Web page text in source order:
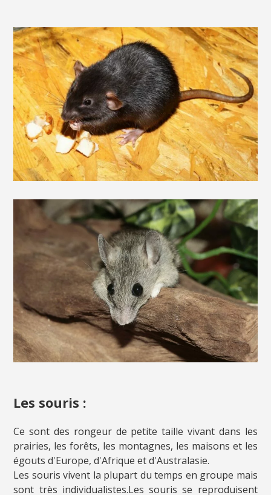
Les souris :
Ce sont des rongeur de petite taille vivant dans les
prairies, les forêts, les montagnes, les maisons et les
égouts d'Europe, d'Afrique et d'Australasie.
Les souris vivent la plupart du temps en groupe mais
sont très individualistes.Les souris se reproduisent